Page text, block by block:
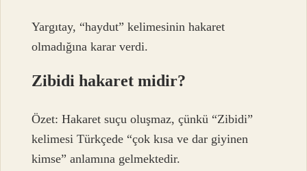
Yargıtay, “haydut” kelimesinin hakaret
olmadığına karar verdi.
Zibidi hakaret midir?
Özet: Hakaret suçu oluşmaz, çünkü “Zibidi”
kelimesi Türkçede “çok kısa ve dar giyinen
kimse” anlamına gelmektedir.